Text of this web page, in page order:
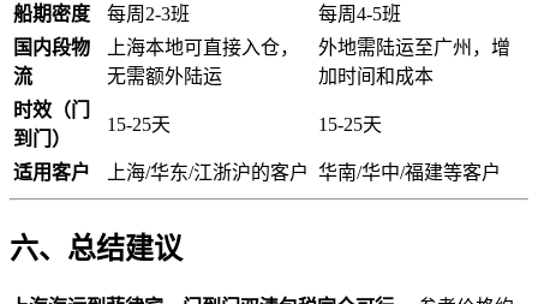
船期密度 每周2-3班
每周4-5班
国内段物
流
上海本地可直接入仓，
无需额外陆运
外地需陆运至广州，增
加时间和成本
时效（门
到门）
15-25天 15-25天
适用客户 上海/华东/江浙沪的客户 华南/华中/福建等客户
六、总结建议